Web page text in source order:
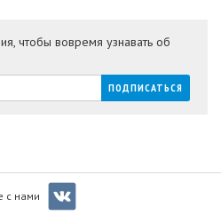
чтобы вовремя узнавать об
с нами